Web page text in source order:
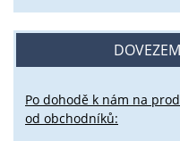
Po dohodě k nám na
od obchodníků: